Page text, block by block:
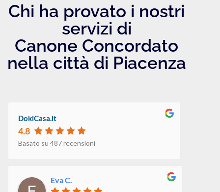
Chi ha provato i nostri
servizi di
Canone Concordato
nella città di Piacenza
DokiCasa.it
4.8
Basato su 487 recensioni
Eva C.